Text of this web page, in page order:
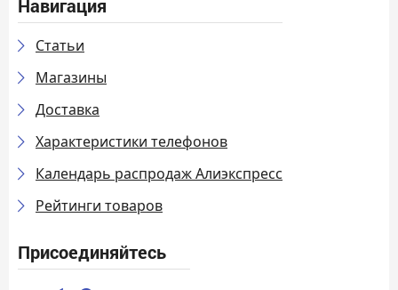
Навигация
Статьи
Магазины
Доставка
Характеристики телефонов
Календарь распродаж Алиэкспресс
Рейтинги товаров
Присоединяйтесь